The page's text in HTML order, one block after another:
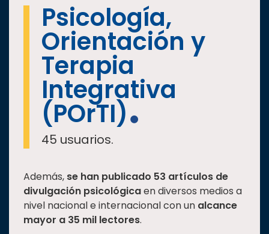
Psicología,
Orientación y
Terapia
Integrativa
(POrTI)
45 usuarios.
Además, se han publicado 53 artículos de
divulgación psicológicaen diversos medios a
nivel nacional e internacional con un alcance
mayor a 35 mil lectores.